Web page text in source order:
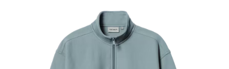
SKATEBOARD